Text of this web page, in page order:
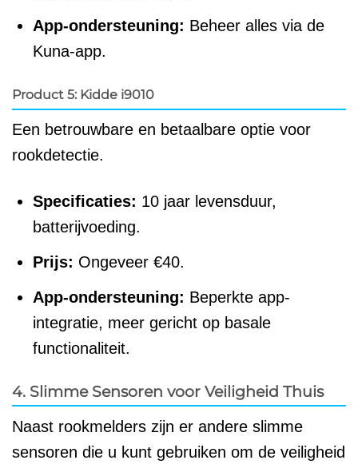
App-ondersteuning: Beheer alles via de
Kuna-app.
Product 5: Kidde i9010
Een betrouwbare en betaalbare optie voor
rookdetectie.
Specificaties: 10 jaar levensduur,
batterijvoeding.
Prijs: Ongeveer €40.
App-ondersteuning: Beperkte app-
integratie, meer gericht op basale
functionaliteit.
4. Slimme Sensoren voor Veiligheid Thuis
Naast rookmelders zijn er andere slimme
sensoren die u kunt gebruiken om de veiligheid